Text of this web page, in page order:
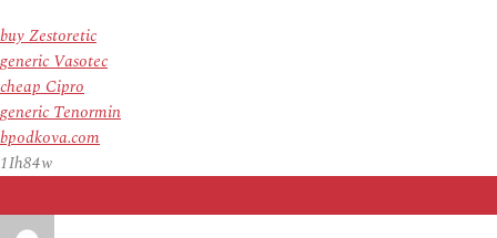
buy Zestoretic
generic Vasotec
cheap Cipro
generic Tenormin
bpodkova.com
1Ih84w